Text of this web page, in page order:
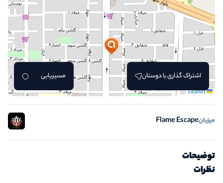
Leaflet
اشتراک گذاری با دوستان مسیریابی
میزبانFlame Escape
توضیحات
نظرات